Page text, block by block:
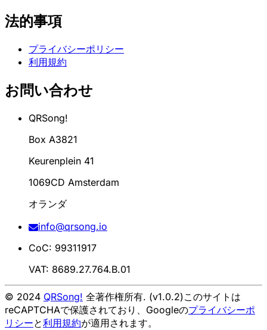
法的事項
プライバシーポリシー
利用規約
お問い合わせ
QRSong!
Box A3821
Keurenplein 41
1069CD Amsterdam
オランダ
info@qrsong.io
CoC: 99311917
VAT: 8689.27.764.B.01
© 2024 QRSong! 全著作権所有. (v1.0.2)このサイトは
reCAPTCHAで保護されており、Googleのプライバシーポ
リシーと利用規約が適用されます。